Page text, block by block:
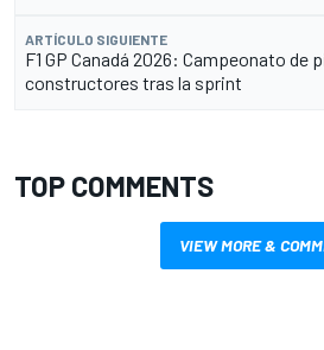
ARTÍCULO SIGUIENTE
F1 GP Canadá 2026: Campeonato de
constructores tras la sprint
TOP COMMENTS
VIEW MORE &